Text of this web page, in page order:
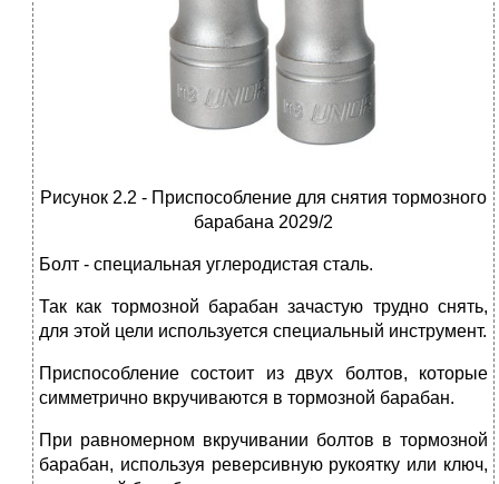
Рисунок 2.2 - Приспособление для снятия тормозного
барабана 2029/2
Болт - специальная углеродистая сталь.
Так как тормозной барабан зачастую трудно снять,
для этой цели используется специальный инструмент.
Приспособление состоит из двух болтов, которые
симметрично вкручиваются в тормозной барабан.
При равномерном вкручивании болтов в тормозной
барабан, используя реверсивную рукоятку или ключ,